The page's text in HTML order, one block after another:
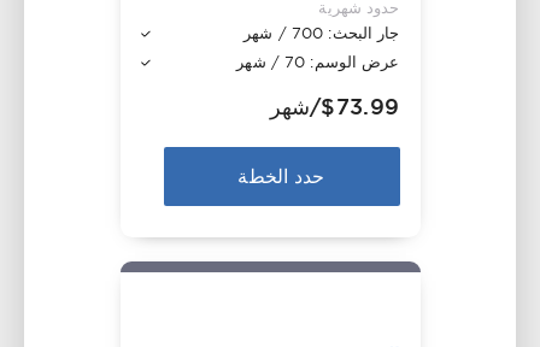
حدود شهرية
جار البحث: 700 / شهر
عرض الوسم: 70 / شهر
$73.99/شهر
حدد الخطة